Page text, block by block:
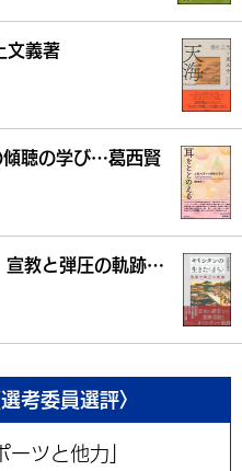
文義著
傾聴の学び…葛西賢
宣教と弾圧の軌跡…
考委員選評〉
ツと他力」